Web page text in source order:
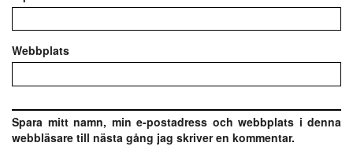
Webbplats
Spara mitt namn, min e-postadress och webbplats i denna
webbläsare till nästa gång jag skriver en kommentar.